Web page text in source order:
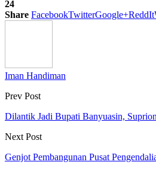
24
Share FacebookTwitterGoogle+ReddIt
Iman Handiman
Prev Post
Dilantik Jadi Bupati Banyuasin,
Next Post
Genjot Pembangunan Pusat